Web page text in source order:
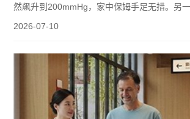
然飙升到200mmHg，家中保姆手足无措。另
个真正专业、主动、能持续提供支持的系统。
一个可靠的高端健康管家服务平台，其价值在
管理慢性病、优化用药方案、定期上门评估健
定年度健康计划，让企业家在面对自己与家人
再是孤立无援的个体。
2026-07-10